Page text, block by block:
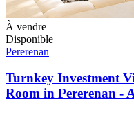
À vendre
Disponible
Pererenan
Turnkey Investment
Room in Pererenan -